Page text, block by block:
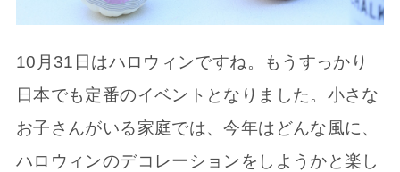
10月31日はハロウィンですね。もうすっかり
日本でも定番のイベントとなりました。小さな
お子さんがいる家庭では、今年はどんな風に、
ハロウィンのデコレーションをしようかと楽し